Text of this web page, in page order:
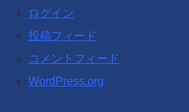
ログイン
投稿フィード
コメントフィード
WordPress.org